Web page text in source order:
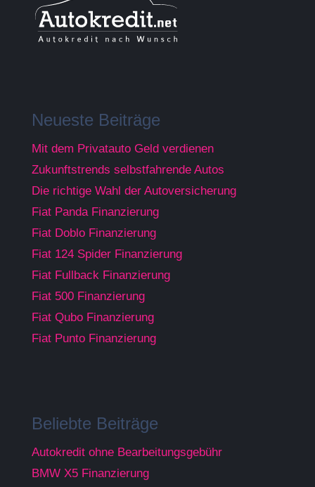
Neueste Beiträge
Mit dem Privatauto Geld verdienen
Zukunftstrends selbstfahrende Autos
Die richtige Wahl der Autoversicherung
Fiat Panda Finanzierung
Fiat Doblo Finanzierung
Fiat 124 Spider Finanzierung
Fiat Fullback Finanzierung
Fiat 500 Finanzierung
Fiat Qubo Finanzierung
Fiat Punto Finanzierung
Beliebte Beiträge
Autokredit ohne Bearbeitungsgebühr
BMW X5 Finanzierung